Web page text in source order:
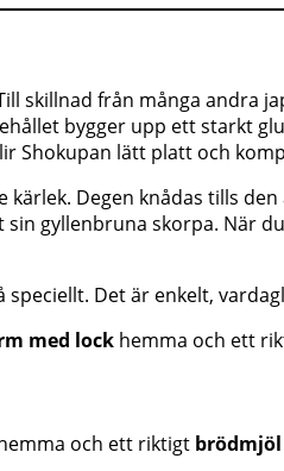
skillnad från många andra
bygger upp ett starkt
Shokupan lätt platt och
kärlek. Degen knådas tills
gyllenbruna skorpa. När
Det är enkelt,
med lock hemma och ett
och ett riktigt